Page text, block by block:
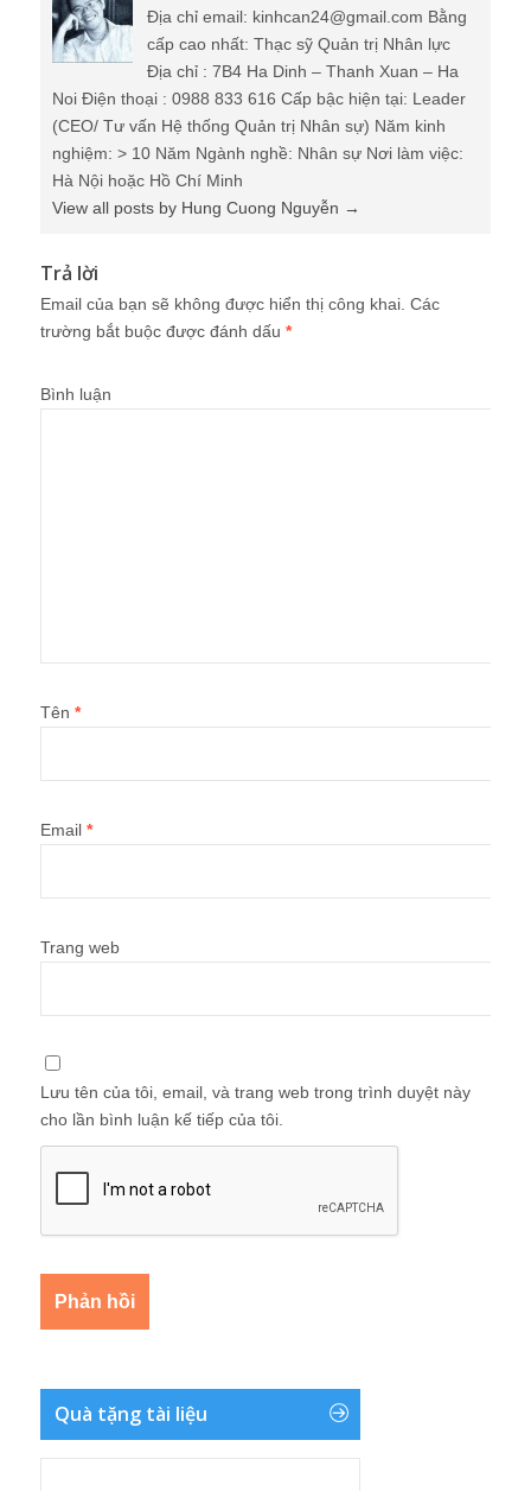
Địa chỉ email: kinhcan24@gmail.com Bằng
cấp cao nhất: Thạc sỹ Quản trị Nhân lực
Địa chỉ : 7B4 Ha Dinh – Thanh Xuan – Ha
Noi Điện thoại : 0988 833 616 Cấp bậc hiện tại: Leader
(CEO/ Tư vấn Hệ thống Quản trị Nhân sự) Năm kinh
nghiệm: > 10 Năm Ngành nghề: Nhân sự Nơi làm việc:
Hà Nội hoặc Hồ Chí Minh
View all posts by Hung Cuong Nguyễn →
Trả lời
Email của bạn sẽ không được hiển thị công khai. Các
trường bắt buộc được đánh dấu *
Bình luận
Tên *
Email *
Trang web
Lưu tên của tôi, email, và trang web trong trình duyệt này
cho lần bình luận kế tiếp của tôi.
Quà tặng tài liệu